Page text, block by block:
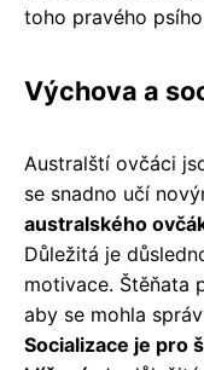
toho pravého
Výchova a
Australští ovčáci
se snadno učí
australského
Důležitá je
motivace. Štěňata
aby se mohla
Socializace je pro